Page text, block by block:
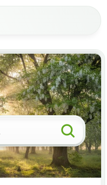
Blog